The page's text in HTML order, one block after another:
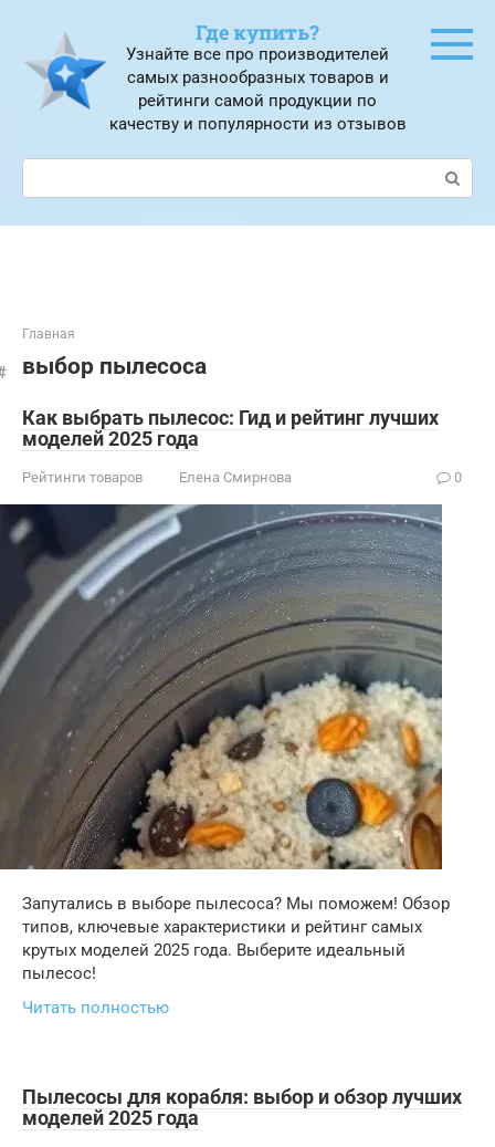
контенту
Где купить?
Узнайте все про производителей
самых разнообразных товаров и
рейтинги самой продукции по
качеству и популярности из отзывов
Поиск:
Главная
выбор пылесоса
Как выбрать пылесос: Гид и рейтинг лучших
моделей 2025 года
Рейтинги товаров Елена Смирнова 0
Запутались в выборе пылесоса? Мы поможем! Обзор
типов, ключевые характеристики и рейтинг самых
крутых моделей 2025 года. Выберите идеальный
пылесос!
Читать полностью
Пылесосы для корабля: выбор и обзор лучших
моделей 2025 года